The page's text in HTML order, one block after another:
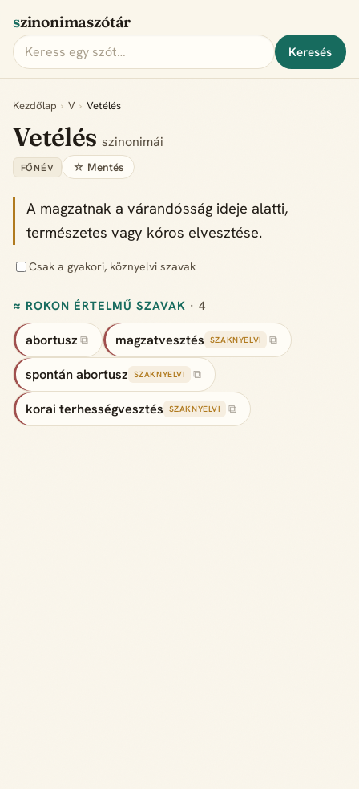
szinonimaszótár
Keresés
Kezdőlap › V › Vetélés
Vetélés szinonimái
FŐNÉV ☆ Mentés
A magzatnak a várandósság ideje alatti,
természetes vagy kóros elvesztése.
Csak a gyakori, köznyelvi szavak
≈ ROKON ÉRTELMŰ SZAVAK · 4
abortusz ⧉ magzatvesztés SZAKNYELVI ⧉
spontán abortusz SZAKNYELVI ⧉
korai terhességvesztés SZAKNYELVI ⧉